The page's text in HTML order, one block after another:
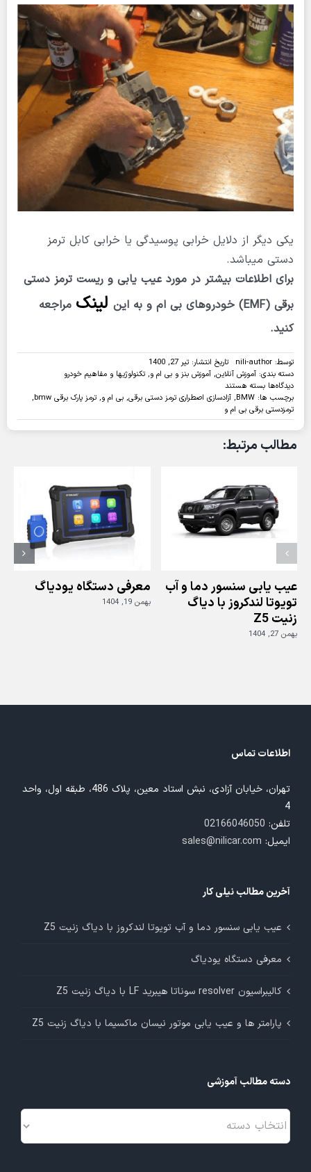
یکی دیگر از دلایل خرابی پوسیدگی یا خرابی کابل ترمز
دستی میباشد.
برای اطلاعات بیشتر در مورد عیب یابی و ریست ترمز دستی
برقی (EMF) خودروهای بی ام و به این
لینک مراجعه
کنید.
توسط: nili-author
تاریخ انتشار: تیر 27, 1400
دسته بندی: آموزش آنلاین, آموزش بنز و بی ام و, تکنولوژیها و مفاهیم خودرو
دیدگاه‌ها برای
روش
آزاد
سازی
اضطراری
ترمز
و
علت
شایع
خرابی
آن
بسته هستند
برچسب ها: BMW
, آزادسازی اصطراری ترمز دستی برقی, بی ام و, ترمز پارک برقی bmw
,
ترمزدستی برقی بی ام و
مطالب مرتبط:
عیب یابی سنسور دما و آب
تویوتا لندکروز با دیاگ
زنیت Z5
بهمن 27, 1404
معرفی دستگاه یودیاگ
بهمن 19, 1404
اطلاعات تماس
تهران، خیابان آزادی، نبش استاد معین، پلاک 486، طبقه اول، واحد
4
تلفن: 02166046050
ایمیل: sales@nilicar.com
آخرین مطالب نیلی کار
عیب یابی سنسور دما و آب تویوتا لندکروز با دیاگ زنیت Z5
معرفی دستگاه یودیاگ
کالیبراسیون resolver سوناتا هیبرید LF با دیاگ زنیت Z5
پارامتر ها و عیب یابی موتور نیسان ماکسیما با دیاگ زنیت Z5
دسته مطالب آموزشی
دسته
مطالب